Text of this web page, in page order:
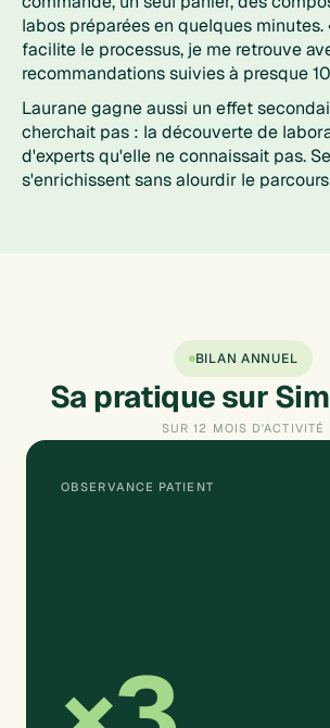
labos préparées en quelques minutes.
facilite le processus, je me retrouve
recommandations suivies à presque
Laurane gagne aussi un effet
cherchait pas : la découverte de
d'experts qu'elle ne connaissait pas.
s'enrichissent sans alourdir le
BILAN ANNUEL
Sa pratique sur
SUR 12 MOIS D'ACTIVITÉ
OBSERVANCE PATIENT